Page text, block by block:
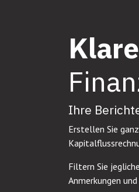
Klare
Ihre
Erstellen Sie
Filtern Sie
Anmerkungen